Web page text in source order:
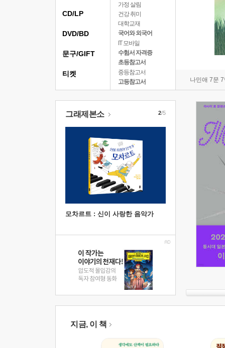
가정 살림
건강 취미
대학교재
국어와 외국어
IT 모바일
수험서 자격증
초등참고서
중등참고서
고등참고서
나민애 7문
CD/LP
DVD/BD
문구/GIFT
티켓
그래제본소
모차르트 : 신이 사랑한 음악가
2/5
지금, 이 책